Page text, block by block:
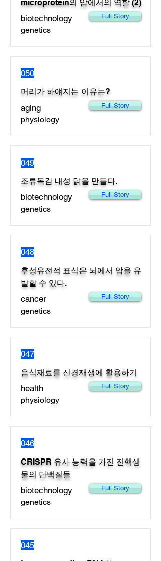
microprotein의 암에서의 역할 (2)
biotechnology Full Story
genetics
050
머리가 하얘지는 이유는?
aging Full Story
physiology
049
조류독감 내성 닭을 만들다.
biotechnology Full Story
genetics
048
후성유전적 표식은 뇌에서 암을 유
발할 수 있다.
cancer Full Story
genetics
047
음식재료를 신경재생에 활용하기
health Full Story
physiology
046
CRISPR 유사 능력을 가진 진핵생
물의 단백질들
biotechnology Full Story
genetics
045